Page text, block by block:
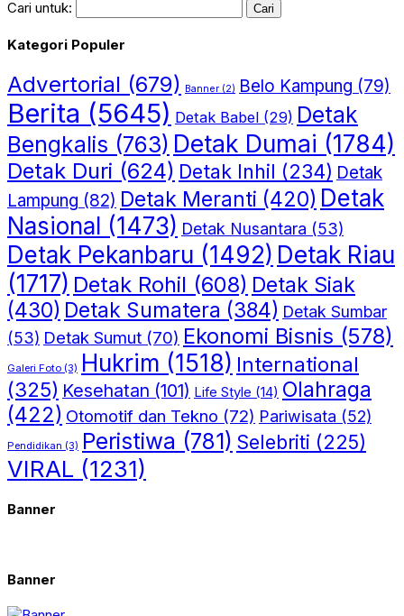
Cari untuk:
Kategori Populer
Advertorial (679) Banner (2) Belo Kampung (79)
Berita (5645) Detak Babel (29) Detak
Bengkalis (763) Detak Dumai (1784)
Detak Duri (624) Detak Inhil (234) Detak
Lampung (82) Detak Meranti (420) Detak
Nasional (1473) Detak Nusantara (53)
Detak Pekanbaru (1492) Detak Riau
(1717) Detak Rohil (608) Detak Siak
(430) Detak Sumatera (384) Detak Sumbar
(53) Detak Sumut (70) Ekonomi Bisnis (578)
Galeri Foto (3) Hukrim (1518) International
(325) Kesehatan (101) Life Style (14) Olahraga
(422) Otomotif dan Tekno (72) Pariwisata (52)
Pendidikan (3) Peristiwa (781) Selebriti (225)
VIRAL (1231)
Banner
Banner